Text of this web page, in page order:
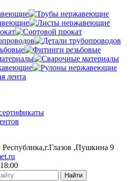
лента
Республика,г.Глазов ,Пушкина 9
18:00
Найти